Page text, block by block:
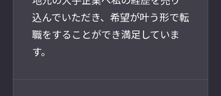
込んでいただき、希望が叶う形で転
職をすることができ満足していま
す。